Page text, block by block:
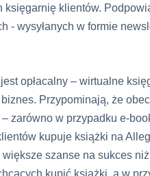
klientów.
- wysyłanych w formie
opłacalny – wirtualne
Przypominają, że
zarówno w przypadku e-
kupuje książki na
szanse na sukces